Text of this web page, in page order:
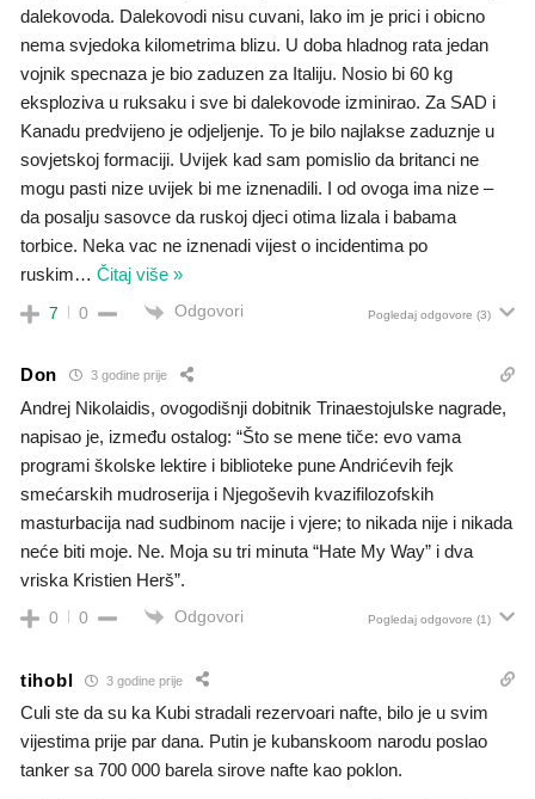
dalekovoda. Dalekovodi nisu cuvani, lako im je prici i obicno
nema svjedoka kilometrima blizu. U doba hladnog rata jedan
vojnik specnaza je bio zaduzen za Italiju. Nosio bi 60 kg
eksploziva u ruksaku i sve bi dalekovode izminirao. Za SAD i
Kanadu predvijeno je odjeljenje. To je bilo najlakse zaduznje u
sovjetskoj formaciji. Uvijek kad sam pomislio da britanci ne
mogu pasti nize uvijek bi me iznenadili. I od ovoga ima nize –
da posalju sasovce da ruskoj djeci otima lizala i babama
torbice. Neka vac ne iznenadi vijest o incidentima po
ruskim… Čitaj više »
7 0 Odgovori Pogledaj odgovore (3)
Don 3 godine prije
Andrej Nikolaidis, ovogodišnji dobitnik Trinaestojulske nagrade,
napisao je, između ostalog: “Što se mene tiče: evo vama
programi školske lektire i biblioteke pune Andrićevih fejk
smećarskih mudroserija i Njegoševih kvazifilozofskih
masturbacija nad sudbinom nacije i vjere; to nikada nije i nikada
neće biti moje. Ne. Moja su tri minuta “Hate My Way” i dva
vriska Kristien Herš”.
0 0 Odgovori Pogledaj odgovore (1)
tihobl 3 godine prije
Culi ste da su ka Kubi stradali rezervoari nafte, bilo je u svim
vijestima prije par dana. Putin je kubanskoom narodu poslao
tanker sa 700 000 barela sirove nafte kao poklon.